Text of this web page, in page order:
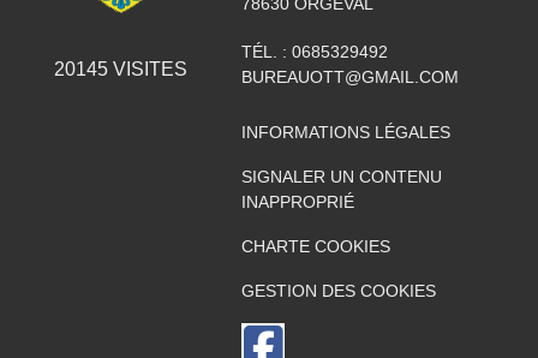
20145VISITES
TÉL. : 0685329492
BUREAUOTT@GMAIL.COM
INFORMATIONS LÉGALES
SIGNALER UN CONTENU
INAPPROPRIÉ
CHARTE COOKIES
GESTION DES COOKIES